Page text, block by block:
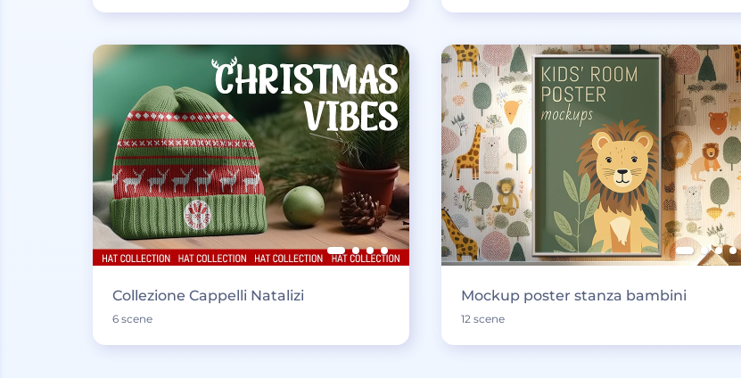
Collezione Cappelli Natalizi
6 scene
Mockup poster stanza bambini
12 scene